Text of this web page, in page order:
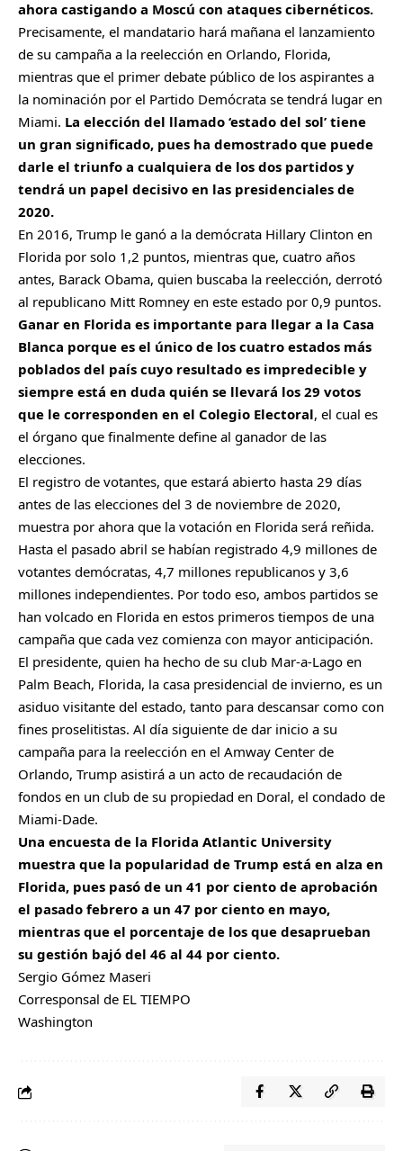
ahora castigando a Moscú con ataques cibernéticos.
Precisamente, el mandatario hará mañana el lanzamiento
de su campaña a la reelección en Orlando, Florida,
mientras que el primer debate público de los aspirantes a
la nominación por el Partido Demócrata se tendrá lugar en
Miami. La elección del llamado ‘estado del sol’ tiene
un gran significado, pues ha demostrado que puede
darle el triunfo a cualquiera de los dos partidos y
tendrá un papel decisivo en las presidenciales de
2020.
En 2016, Trump le ganó a la demócrata Hillary Clinton en
Florida por solo 1,2 puntos, mientras que, cuatro años
antes, Barack Obama, quien buscaba la reelección, derrotó
al republicano Mitt Romney en este estado por 0,9 puntos.
Ganar en Florida es importante para llegar a la Casa
Blanca porque es el único de los cuatro estados más
poblados del país cuyo resultado es impredecible y
siempre está en duda quién se llevará los 29 votos
que le corresponden en el Colegio Electoral, el cual es
el órgano que finalmente define al ganador de las
elecciones.
El registro de votantes, que estará abierto hasta 29 días
antes de las elecciones del 3 de noviembre de 2020,
muestra por ahora que la votación en Florida será reñida.
Hasta el pasado abril se habían registrado 4,9 millones de
votantes demócratas, 4,7 millones republicanos y 3,6
millones independientes. Por todo eso, ambos partidos se
han volcado en Florida en estos primeros tiempos de una
campaña que cada vez comienza con mayor anticipación.
El presidente, quien ha hecho de su club Mar-a-Lago en
Palm Beach, Florida, la casa presidencial de invierno, es un
asiduo visitante del estado, tanto para descansar como con
fines proselitistas. Al día siguiente de dar inicio a su
campaña para la reelección en el Amway Center de
Orlando, Trump asistirá a un acto de recaudación de
fondos en un club de su propiedad en Doral, el condado de
Miami-Dade.
Una encuesta de la Florida Atlantic University
muestra que la popularidad de Trump está en alza en
Florida, pues pasó de un 41 por ciento de aprobación
el pasado febrero a un 47 por ciento en mayo,
mientras que el porcentaje de los que desaprueban
su gestión bajó del 46 al 44 por ciento.
Sergio Gómez Maseri
Corresponsal de EL TIEMPO
Washington